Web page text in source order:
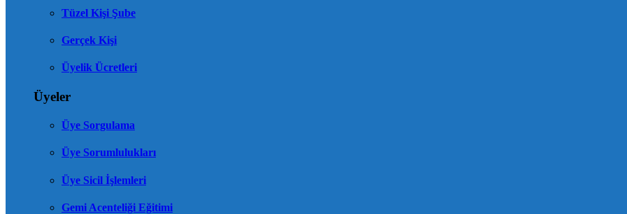
Tüzel Kişi Şube
Gerçek Kişi
Üyelik Ücretleri
Üyeler
Üye Sorgulama
Üye Sorumlulukları
Üye Sicil İşlemleri
Gemi Acenteliği Eğitimi